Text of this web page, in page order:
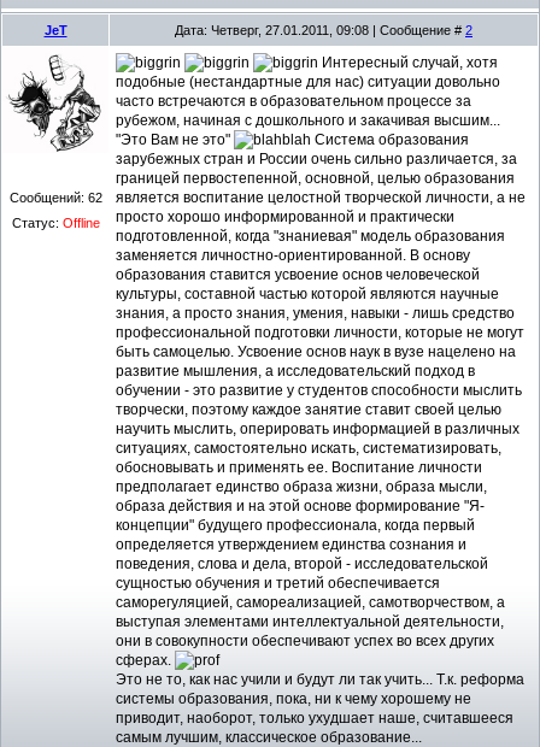
JeT Дата: Четверг, 27.01.2011, 09:08 | Сообщение # 2
Сообщений: 62
Статус: Offline
Интересный случай, хотя
подобные (нестандартные для нас) ситуации довольно
часто встречаются в образовательном процессе за
рубежом, начиная с дошкольного и закачивая высшим...
"Это Вам не это"
Система образования
зарубежных стран и России очень сильно различается, за
границей первостепенной, основной, целью образования
является воспитание целостной творческой личности, а не
просто хорошо информированной и практически
подготовленной, когда "знаниевая" модель образования
заменяется личностно-ориентированной. В основу
образования ставится усвоение основ человеческой
культуры, составной частью которой являются научные
знания, а просто знания, умения, навыки - лишь средство
профессиональной подготовки личности, которые не могут
быть самоцелью. Усвоение основ наук в вузе нацелено на
развитие мышления, а исследовательский подход в
обучении - это развитие у студентов способности мыслить
творчески, поэтому каждое занятие ставит своей целью
научить мыслить, оперировать информацией в различных
ситуациях, самостоятельно искать, систематизировать,
обосновывать и применять ее. Воспитание личности
предполагает единство образа жизни, образа мысли,
образа действия и на этой основе формирование "Я-
концепции" будущего профессионала, когда первый
определяется утверждением единства сознания и
поведения, слова и дела, второй - исследовательской
сущностью обучения и третий обеспечивается
саморегуляцией, самореализацией, самотворчеством, а
выступая элементами интеллектуальной деятельности,
они в совокупности обеспечивают успех во всех других
сферах.
Это не то, как нас учили и будут ли так учить... Т.к. реформа
системы образования, пока, ни к чему хорошему не
приводит, наоборот, только ухудшает наше, считавшееся
самым лучшим, классическое образование...